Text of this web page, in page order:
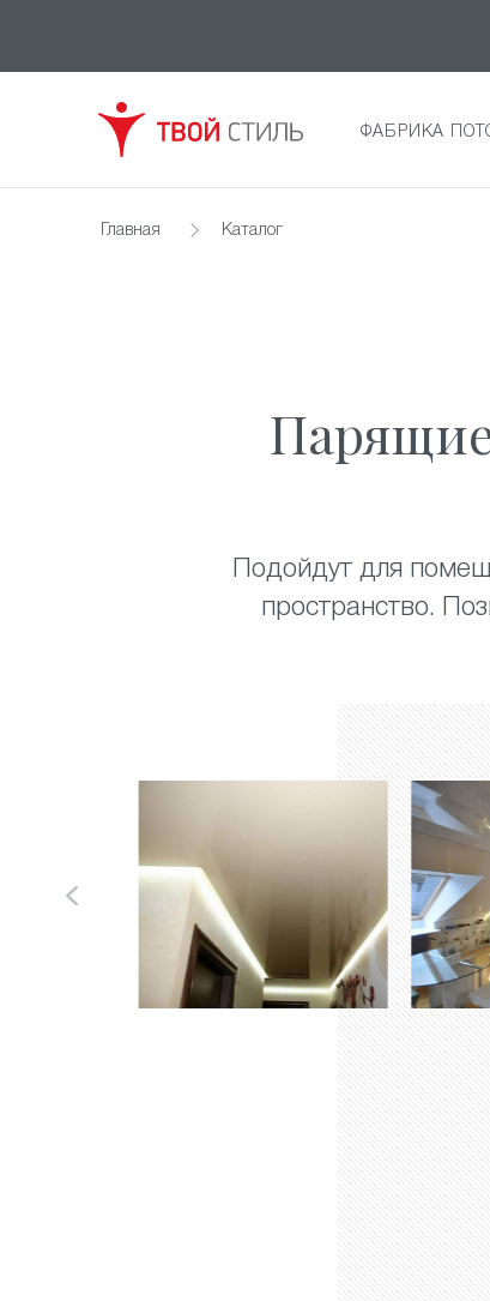
ФАБРИКА
Главная Каталог
Подойдут для
пространство.